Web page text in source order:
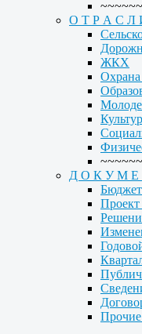
О Т Р А С Л
ЖКХ
Д О К У М